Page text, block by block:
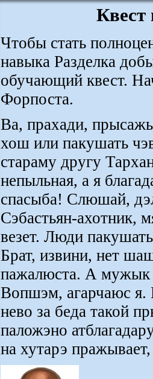
Квест
Чтобы стать
навыка Разделка
обучающий квест.
Форпоста.
Ва, прахади,
хош или пакушать
стараму другу
непыльная, а я
спасыба! Слюшай,
Сэбастьян-ахотник,
везет. Люди
Брат, извини, нет
пажалюста. А мужык
Вопшэм, агарчаюс я.
нево за беда такой
паложэно
на хутарэ